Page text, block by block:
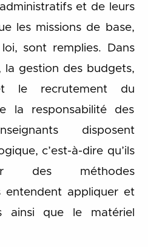
et de leurs
les missions de base,
sont remplies. Dans
la gestion des budgets,
le recrutement du
la responsabilité des
disposent
c’est-à-dire qu’ils
des méthodes
entendent appliquer et
ainsi que le matériel